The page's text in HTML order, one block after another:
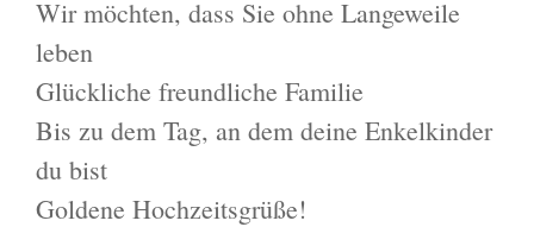
Wir möchten, dass Sie ohne Langeweile
leben
Glückliche freundliche Familie
Bis zu dem Tag, an dem deine Enkelkinder
du bist
Goldene Hochzeitsgrüße!